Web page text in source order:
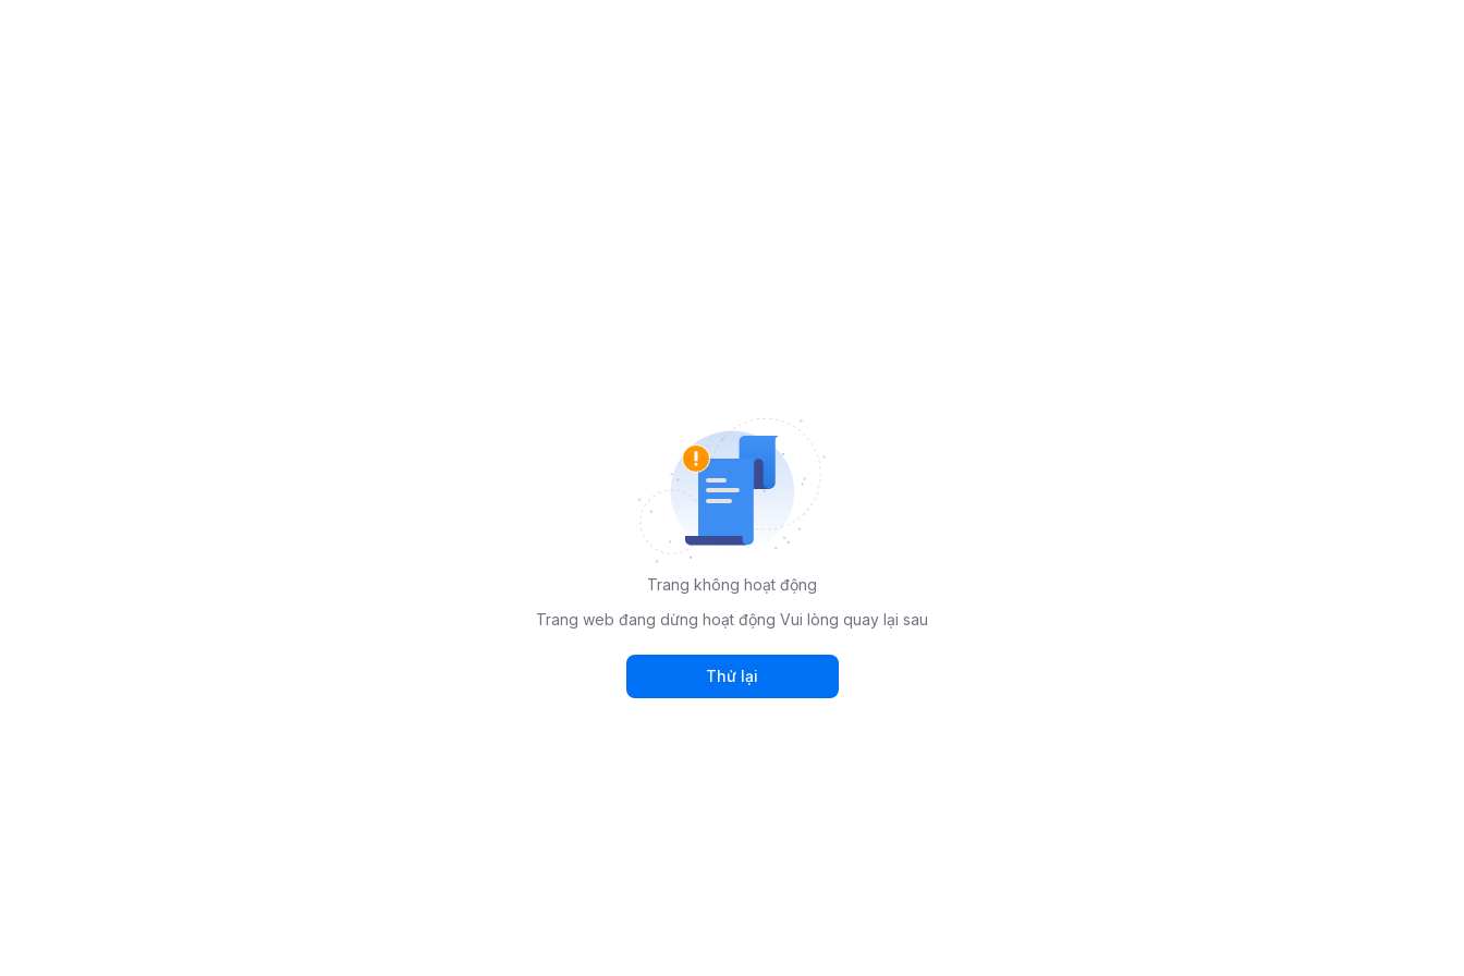
Trang không hoạt động
Trang web đang dừng hoạt động Vui lòng quay lại sau
Thử lại